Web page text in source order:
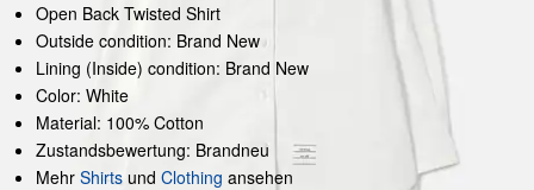
Open Back Twisted Shirt
Outside condition: Brand New
Lining (Inside) condition: Brand New
Color: White
Material: 100% Cotton
Zustandsbewertung: Brandneu
Mehr Shirts und Clothing ansehen